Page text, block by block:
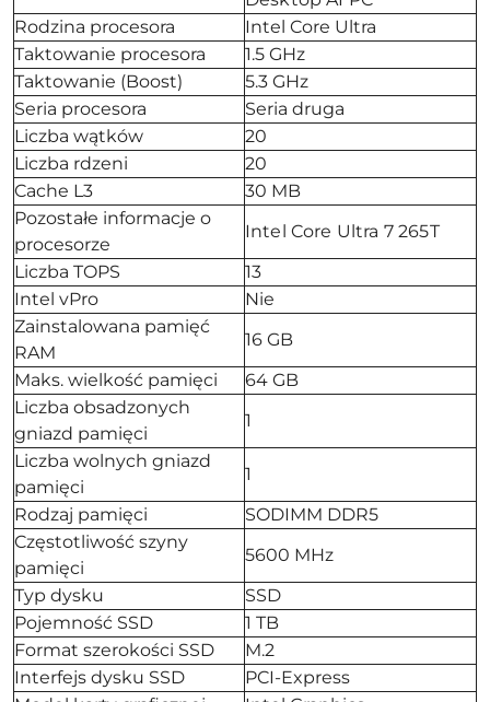
Rodzina procesora
Intel Core Ultra
Taktowanie procesora
1.5 GHz
Taktowanie (Boost)
5.3 GHz
Seria procesora
Seria druga
Liczba wątków
20
Liczba rdzeni
20
Cache L3
30 MB
Pozostałe informacje o
procesorze
Intel Core Ultra 7 265T
Liczba TOPS
13
Intel vPro
Nie
Zainstalowana pamięć
RAM
16 GB
Maks. wielkość pamięci
64 GB
Liczba obsadzonych
gniazd pamięci
1
Liczba wolnych gniazd
pamięci
1
Rodzaj pamięci
SODIMM DDR5
Częstotliwość szyny
pamięci
5600 MHz
Typ dysku
SSD
Pojemność SSD
1 TB
Format szerokości SSD
M.2
Interfejs dysku SSD
PCI-Express